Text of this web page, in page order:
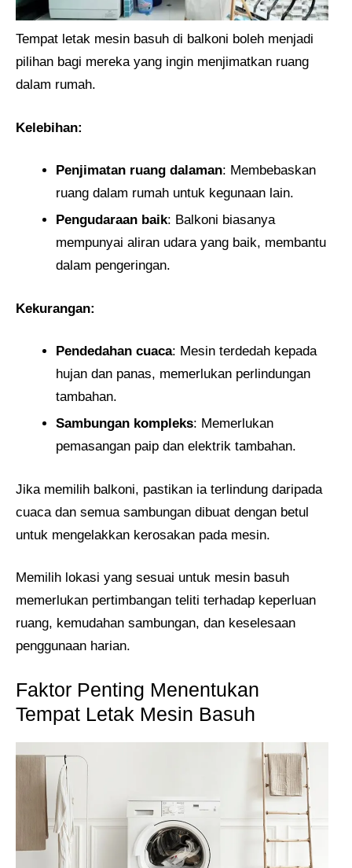
Tempat letak mesin basuh di balkoni boleh menjadi
pilihan bagi mereka yang ingin menjimatkan ruang
dalam rumah.
Kelebihan:
Penjimatan ruang dalaman: Membebaskan
ruang dalam rumah untuk kegunaan lain.
Pengudaraan baik: Balkoni biasanya
mempunyai aliran udara yang baik, membantu
dalam pengeringan.
Kekurangan:
Pendedahan cuaca: Mesin terdedah kepada
hujan dan panas, memerlukan perlindungan
tambahan.
Sambungan kompleks: Memerlukan
pemasangan paip dan elektrik tambahan.
Jika memilih balkoni, pastikan ia terlindung daripada
cuaca dan semua sambungan dibuat dengan betul
untuk mengelakkan kerosakan pada mesin.
Memilih lokasi yang sesuai untuk mesin basuh
memerlukan pertimbangan teliti terhadap keperluan
ruang, kemudahan sambungan, dan keselesaan
penggunaan harian.
Faktor Penting Menentukan
Tempat Letak Mesin Basuh